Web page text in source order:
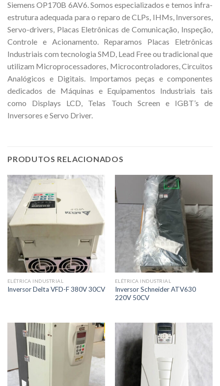
Siemens OP170B 6AV6. Somos especializados e temos infra-
estrutura adequada para o reparo de CLPs, IHMs, Inversores,
Servo-drivers, Placas Eletrônicas de Comunicação, Inspeção,
Controle e Acionamento. Reparamos Placas Eletrônicas
Industriais com tecnologia SMD, Lead Free ou tradicional que
utilizam Microprocessadores, Microcontroladores, Circuitos
Analógicos e Digitais. Importamos peças e componentes
dedicados de Máquinas e Equipamentos Industriais tais
como Displays LCD, Telas Touch Screen e IGBT’s de
Inversores e Servo Driver.
PRODUTOS RELACIONADOS
ELÉTRICA INDUSTRIAL
Inversor Delta VFD-F 380V 30CV
ELÉTRICA INDUSTRIAL
Inversor Schneider ATV630
220V 50CV